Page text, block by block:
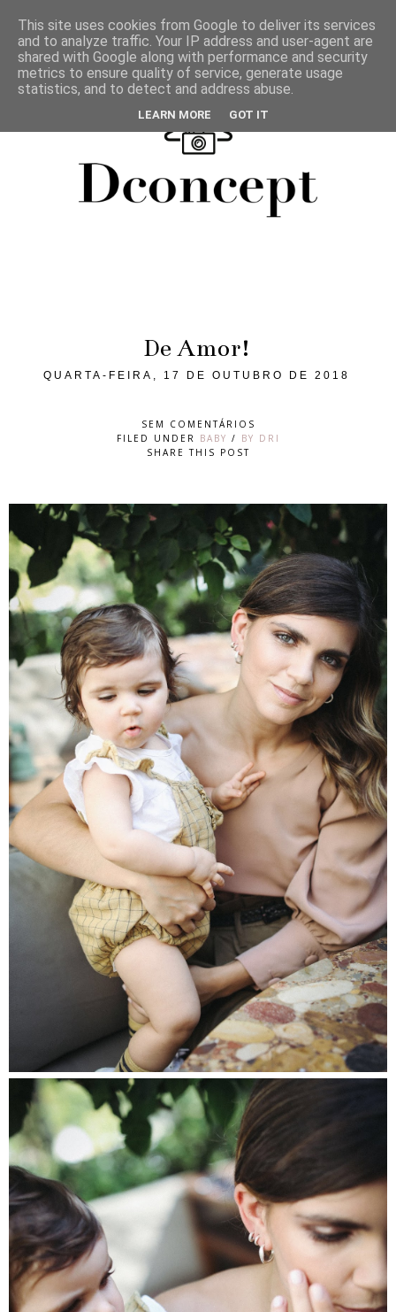
De Amor!
QUARTA-FEIRA, 17 DE OUTUBRO DE 2018
SEM COMENTÁRIOS
FILED UNDER BABY / BY DRI
SHARE THIS POST
This site uses cookies from Google to deliver its services
and to analyze traffic. Your IP address and user-agent are
shared with Google along with performance and security
metrics to ensure quality of service, generate usage
statistics, and to detect and address abuse.
LEARN MORE GOT IT